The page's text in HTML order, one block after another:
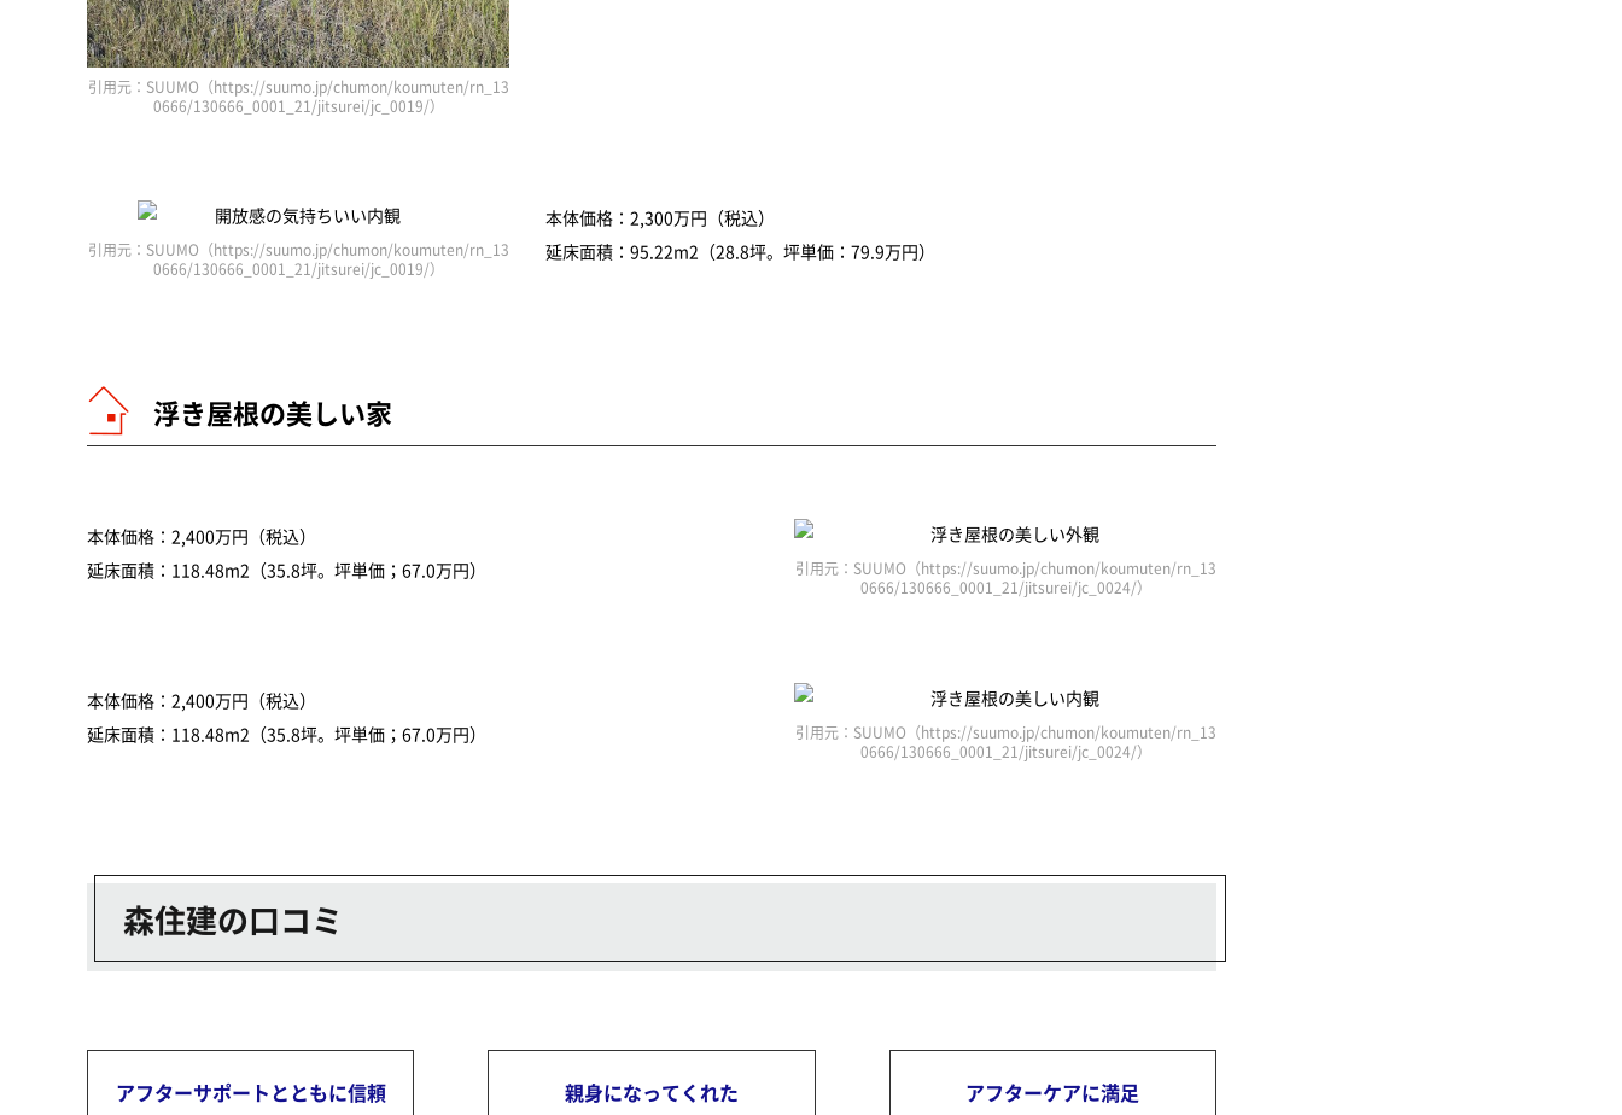
引用元：SUUMO（https://suumo.jp/chumon/koumuten/rn_13
0666/130666_0001_21/jitsurei/jc_0019/）
引用元：SUUMO（https://suumo.jp/chumon/koumuten/rn_13
0666/130666_0001_21/jitsurei/jc_0019/）
本体価格：2,300万円（税込）
延床面積：95.22m2（28.8坪。坪単価：79.9万円）
浮き屋根の美しい家
引用元：SUUMO（https://suumo.jp/chumon/koumuten/rn_13
0666/130666_0001_21/jitsurei/jc_0024/）
本体価格：2,400万円（税込）
延床面積：118.48m2（35.8坪。坪単価；67.0万円）
引用元：SUUMO（https://suumo.jp/chumon/koumuten/rn_13
0666/130666_0001_21/jitsurei/jc_0024/）
本体価格：2,400万円（税込）
延床面積：118.48m2（35.8坪。坪単価；67.0万円）
森住建の口コミ
アフターサポートとともに信頼
親身になってくれた アフターケアに満足